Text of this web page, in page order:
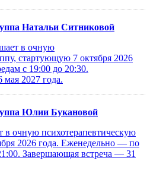
Натальи Ситниковой
в очную
стартующую 7 октября 2026
с 19:00 до 20:30.
2027 года.
Юлии Букановой
очную психотерапевтическую
2026 года. Еженедельно — по
Завершающая встреча — 31